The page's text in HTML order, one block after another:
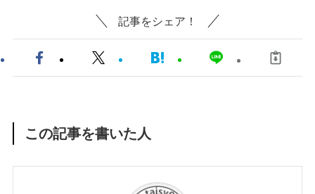
記事をシェア！
この記事を書いた人